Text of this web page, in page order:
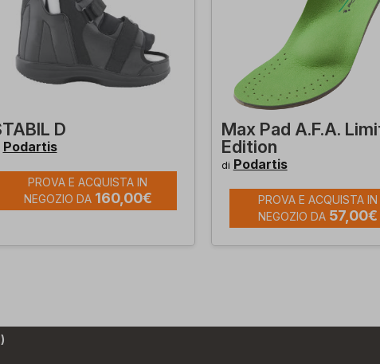
D
Podartis
PROVA E ACQUISTA IN
NEGOZIO DA 160,00€
Max Pad A.F.A.
Edition
di Podartis
PROVA E ACQUISTA IN
NEGOZIO DA 57,00€